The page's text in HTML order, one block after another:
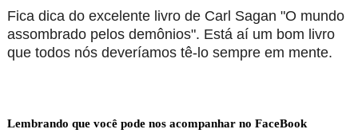
Fica dica do excelente livro de Carl Sagan "O mundo
assombrado pelos demônios". Está aí um bom livro
que todos nós deveríamos tê-lo sempre em mente.
Lembrando que você pode nos acompanhar no FaceBook